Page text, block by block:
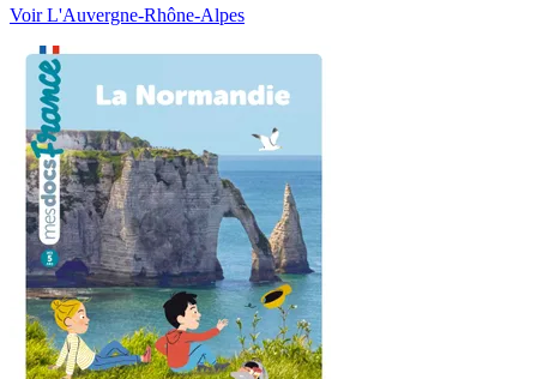
Voir L'Auvergne-Rhône-Alpes